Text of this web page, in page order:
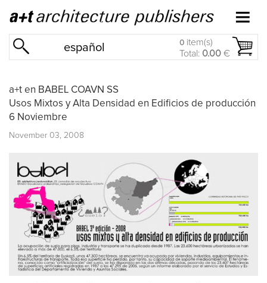
español 0 item(s)
Total: 0.00 €
a+t en BABEL COAVN SS
Usos Mixtos y Alta Densidad en Edificios de producción
6 Noviembre
November 03, 2008